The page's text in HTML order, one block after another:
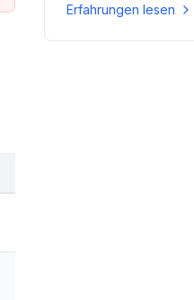
Erfahrungen lesen